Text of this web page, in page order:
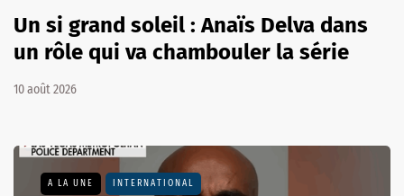
Un si grand soleil : Anaïs Delva dans
un rôle qui va chambouler la série
10 août 2026
A LA UNE INTERNATIONAL